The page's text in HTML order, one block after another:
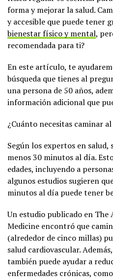
forma y mejorar la salud.
y accesible que puede tener
bienestar físico y mental,
recomendada para ti?
En este artículo, te
búsqueda que tienes al
una persona de 50 años,
información adicional que
¿Cuánto necesitas caminar
Según los expertos en salud,
menos 30 minutos al día.
edades, incluyendo a
algunos estudios sugieren
minutos al día puede tener
Un estudio publicado en The
Medicine encontró que
(alrededor de cinco millas)
salud cardiovascular.
también puede ayudar a
enfermedades crónicas,